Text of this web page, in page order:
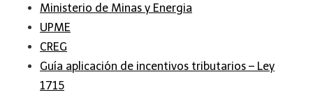
Ministerio de Minas y Energia
UPME
CREG
Guía aplicación de incentivos tributarios – Ley
1715